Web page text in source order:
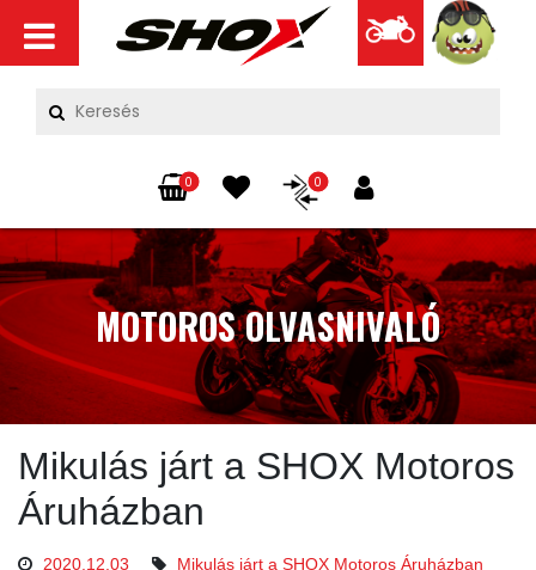
0 0
MOTOROS OLVASNIVALÓ
Mikulás járt a SHOX Motoros
Áruházban
2020.12.03 Mikulás járt a SHOX Motoros Áruházban